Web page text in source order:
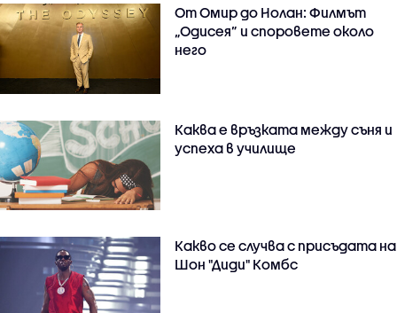
От Омир до Нолан: Филмът
„Одисея” и споровете около
него
Каква е връзката между съня и
успеха в училище
Какво се случва с присъдата на
Шон "Диди" Комбс